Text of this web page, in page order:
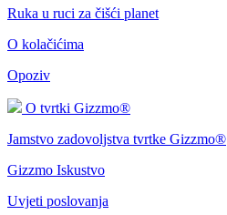
Ruka u ruci za čišći planet
O kolačićima
Opoziv
O tvrtki Gizzmo®
Jamstvo zadovoljstva tvrtke Gizzmo®
Gizzmo Iskustvo
Uvjeti poslovanja